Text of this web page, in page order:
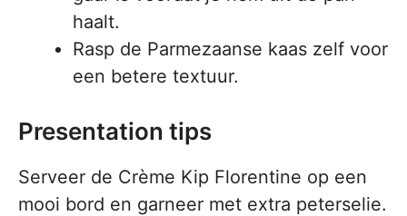
haalt.
Rasp de Parmezaanse kaas zelf voor
een betere textuur.
Presentation tips
Serveer de Crème Kip Florentine op een
mooi bord en garneer met extra peterselie.